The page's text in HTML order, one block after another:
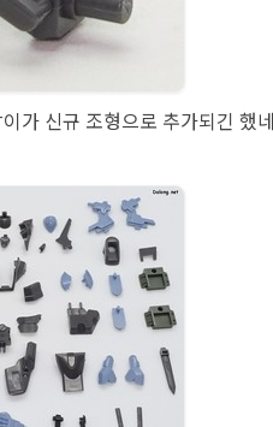
가 신규 조형으로 추가되긴 했